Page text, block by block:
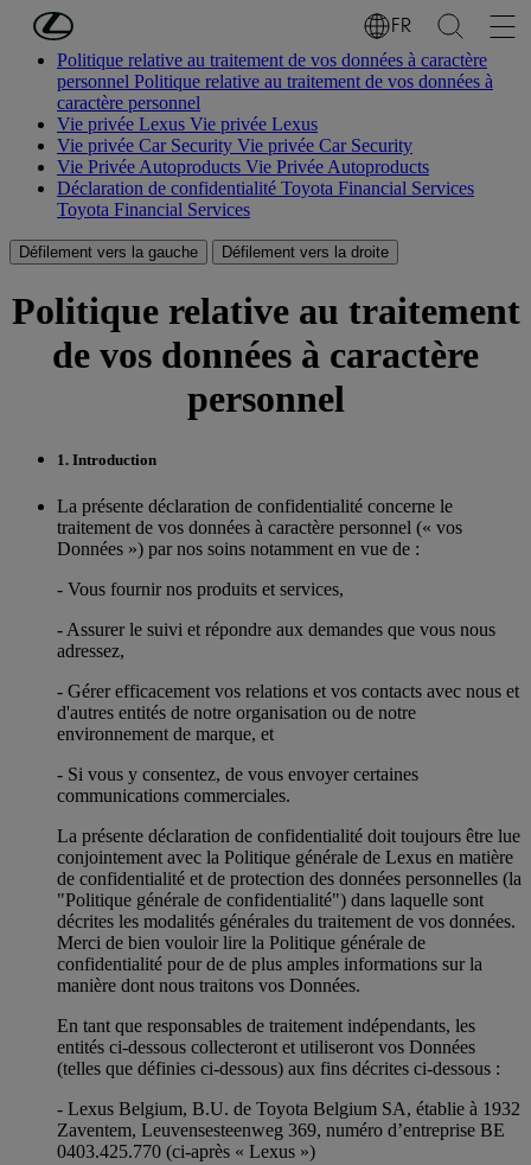
Passer au contenu principal (Appuyez sur Enter) FR
Politique relative au traitement de vos données à caractère
personnel Politique relative au traitement de vos données à
caractère personnel
Vie privée Lexus Vie privée Lexus
Vie privée Car Security Vie privée Car Security
Vie Privée Autoproducts Vie Privée Autoproducts
Déclaration de confidentialité Toyota Financial Services
Toyota Financial Services
Défilement vers la gauche Défilement vers la droite
Politique relative au traitement
de vos données à caractère
personnel
1. Introduction
La présente déclaration de confidentialité concerne le
traitement de vos données à caractère personnel (« vos
Données ») par nos soins notamment en vue de :
- Vous fournir nos produits et services,
- Assurer le suivi et répondre aux demandes que vous nous
adressez,
- Gérer efficacement vos relations et vos contacts avec nous et
d'autres entités de notre organisation ou de notre
environnement de marque, et
- Si vous y consentez, de vous envoyer certaines
communications commerciales.
La présente déclaration de confidentialité doit toujours être lue
conjointement avec la Politique générale de Lexus en matière
de confidentialité et de protection des données personnelles (la
"Politique générale de confidentialité") dans laquelle sont
décrites les modalités générales du traitement de vos données.
Merci de bien vouloir lire la Politique générale de
confidentialité pour de de plus amples informations sur la
manière dont nous traitons vos Données.
En tant que responsables de traitement indépendants, les
entités ci-dessous collecteront et utiliseront vos Données
(telles que définies ci-dessous) aux fins décrites ci-dessous :
- Lexus Belgium, B.U. de Toyota Belgium SA, établie à 1932
Zaventem, Leuvensesteenweg 369, numéro d’entreprise BE
0403.425.770 (ci-après « Lexus »)